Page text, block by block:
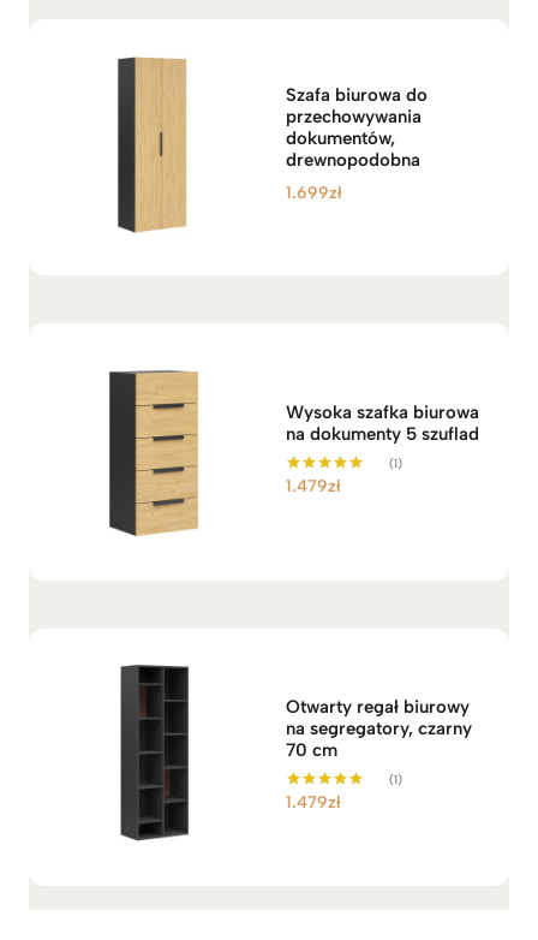
Szafa biurowa do
przechowywania
dokumentów,
drewnopodobna
1.699zł
Wysoka szafka biurowa
na dokumenty 5 szuflad
Oceniono
(1)
1.479zł
Otwarty regał biurowy
na segregatory, czarny
70 cm
Oceniono
(1)
1.479zł